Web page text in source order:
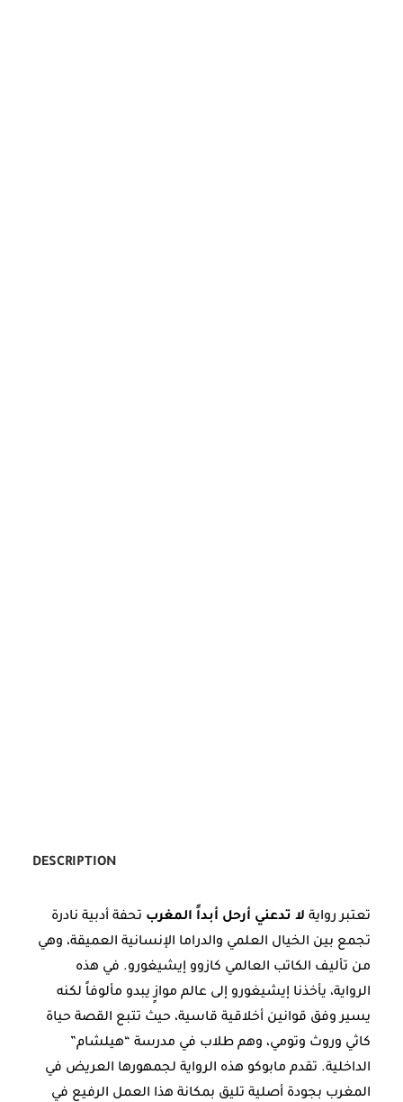
DESCRIPTION
تعتبر رواية لا تدعني أرحل أبداً المغرب تحفة أدبية نادرة
تجمع بين الخيال العلمي والدراما الإنسانية العميقة، وهي
من تأليف الكاتب العالمي كازوو إيشيغورو. في هذه
الرواية، يأخذنا إيشيغورو إلى عالم موازٍ يبدو مألوفاً لكنه
يسير وفق قوانين أخلاقية قاسية، حيث تتبع القصة حياة
كاثي وروث وتومي، وهم طلاب في مدرسة “هيلشام”
الداخلية. تقدم مابوكو هذه الرواية لجمهورها العريض في
المغرب بجودة أصلية تليق بمكانة هذا العمل الرفيع في